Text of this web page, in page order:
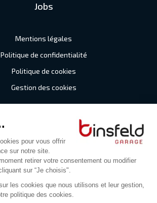
Jobs
Mentions légales
Politique de confidentialité
Politique de cookies
Gestion des cookies
Digitalised by